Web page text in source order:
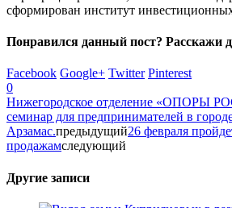
сформирован институт
Понравился данный пост? Расскажи
Facebook Google+ Twitter Pinterest
0
Нижегородское отделение «ОПОРЫ
семинар для предпринимателей в
Арзамас.предыдущий26 февраля
продажамследующий
Другие записи